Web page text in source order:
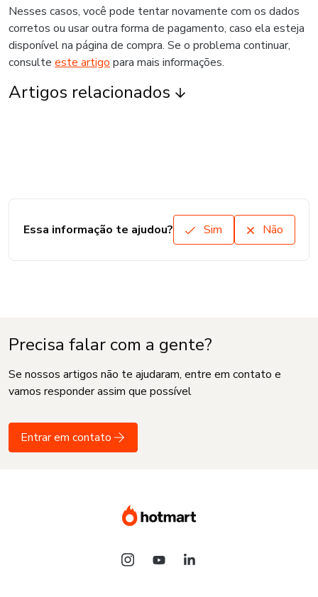
Nesses casos, você pode tentar novamente com os dados
corretos ou usar outra forma de pagamento, caso ela esteja
disponível na página de compra. Se o problema continuar,
consulte este artigo para mais informações.
Artigos relacionados
Essa informação te ajudou? Sim Não
Precisa falar com a gente?
Se nossos artigos não te ajudaram, entre em contato e
vamos responder assim que possível
Entrar em contato